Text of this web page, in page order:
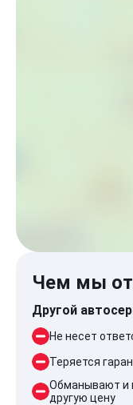
Чем мы
Другой
Не несет
Теряется
Обманывают и
другую цену